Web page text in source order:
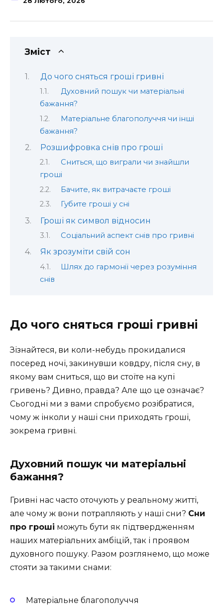
Зміст
До чого сняться гроші гривні
Духовний пошук чи матеріальні
бажання?
Матеріальне благополуччя чи інші
бажання?
Розшифровка снів про гроші
Сниться, що виграли чи знайшли
гроші
Бачите, як витрачаєте гроші
Губите гроші у сні
Гроші як символ відносин
Соціальний аспект снів про гривні
Як зрозуміти свій сон
Шлях до гармонії через розуміння
снів
До чого сняться гроші гривні
Зізнайтеся, ви коли-небудь прокидалися
посеред ночі, закинувши ковдру, після сну, в
якому вам сниться, що ви стоїте на купі
гривень? Дивно, правда? Але що це означає?
Сьогодні ми з вами спробуємо розібратися,
чому ж інколи у наші сни приходять гроші,
зокрема гривні.
Духовний пошук чи матеріальні
бажання?
Гривні нас часто оточують у реальному житті,
але чому ж вони потрапляють у наші сни? Сни
про гроші можуть бути як підтвердженням
наших матеріальних амбіцій, так і проявом
духовного пошуку. Разом розглянемо, що може
стояти за такими снами:
Матеріальне благополуччя